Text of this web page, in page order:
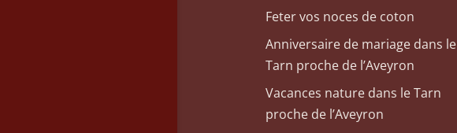
Feter vos noces de coton
Anniversaire de mariage dans le
Tarn proche de l’Aveyron
Vacances nature dans le Tarn
proche de l’Aveyron